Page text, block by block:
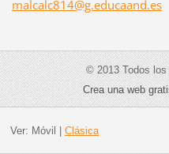
malcalc814@g.educaand.es
© 2013 Todos los
Crea una web
Ver: Móvil Clásica